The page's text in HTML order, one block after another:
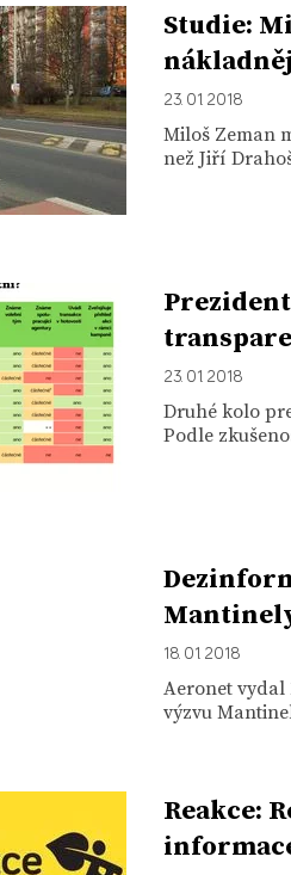
Studie:
23. 01. 2018
Miloš Zeman
než Jiří
23. 01. 2018
Druhé kolo
Podle
18. 01. 2018
Aeronet
výzvu
Reakce: